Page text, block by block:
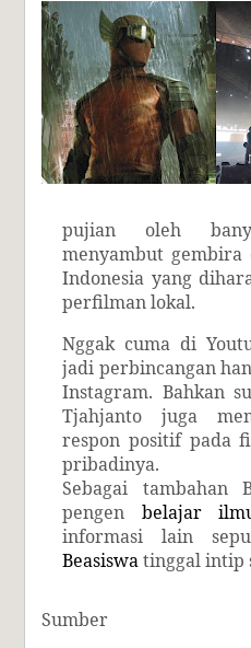
pujian oleh
menyambut
Indonesia yang
perfilman lokal.
Nggak cuma di
jadi perbincangan
Instagram. Bahkan
Tjahjanto juga
respon positif pada
pribadinya.
Sebagai tambahan
pengen belajar
informasi lain
Beasiswatinggal intip
Sumber